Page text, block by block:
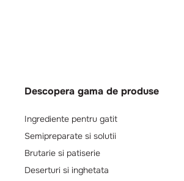
Descopera gama de produse
Ingrediente pentru gatit
Semipreparate si solutii
Brutarie si patiserie
Deserturi si inghetata